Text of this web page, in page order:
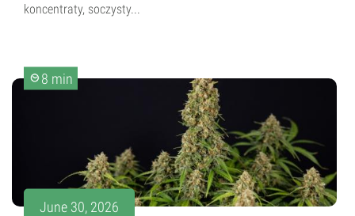
koncentraty, soczysty...
8 min
June 30, 2026